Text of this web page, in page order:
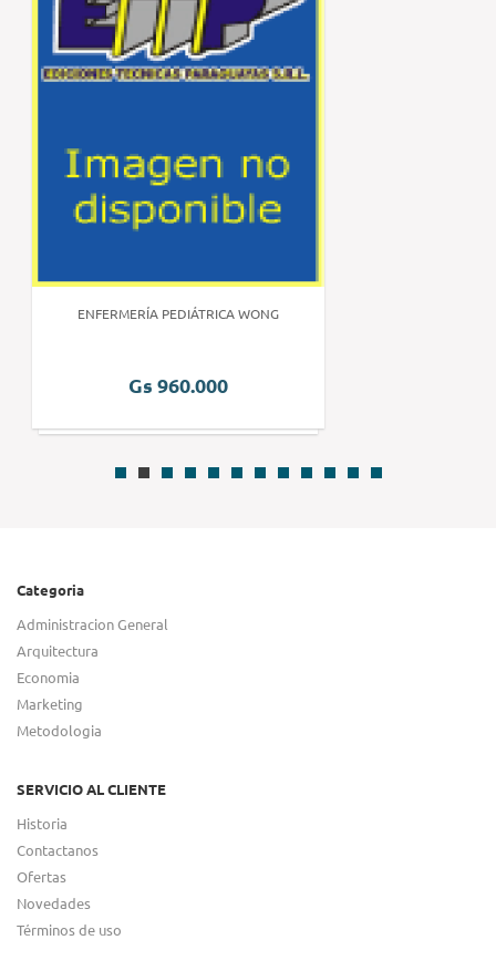
ENFERMERÍA PEDIÁTRICA WONG
Gs 960.000
Categoria
Administracion General
Arquitectura
Economia
Marketing
Metodologia
SERVICIO AL CLIENTE
Historia
Contactanos
Ofertas
Novedades
Términos de uso